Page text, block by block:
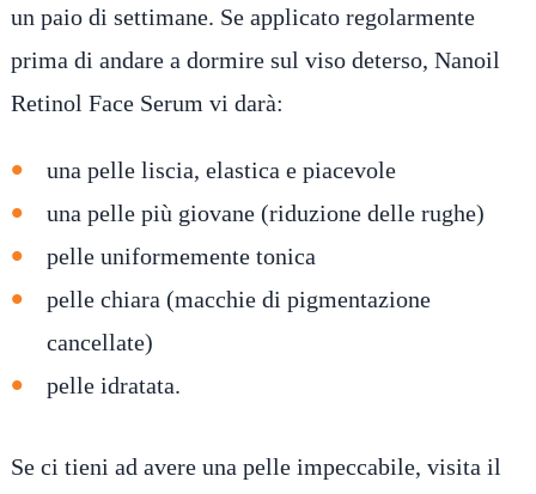
un paio di settimane. Se applicato regolarmente
prima di andare a dormire sul viso deterso, Nanoil
Retinol Face Serum vi darà:
una pelle liscia, elastica e piacevole
una pelle più giovane (riduzione delle rughe)
pelle uniformemente tonica
pelle chiara (macchie di pigmentazione
cancellate)
pelle idratata.
Se ci tieni ad avere una pelle impeccabile, visita il